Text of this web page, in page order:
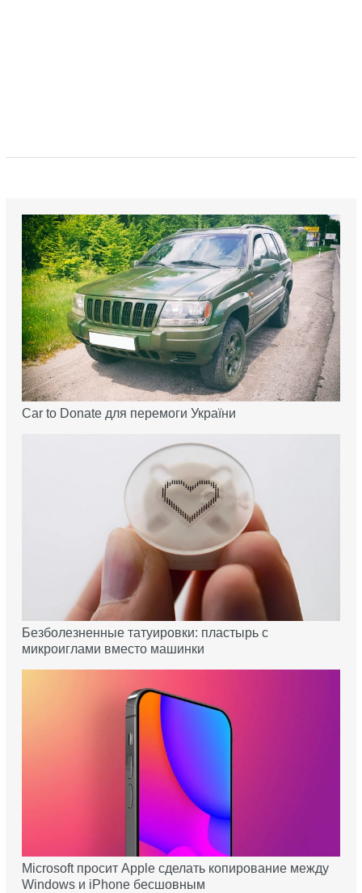
Car to Donate для перемоги України
Безболезненные татуировки: пластырь с
микроиглами вместо машинки
Microsoft просит Apple сделать копирование между
Windows и iPhone бесшовным